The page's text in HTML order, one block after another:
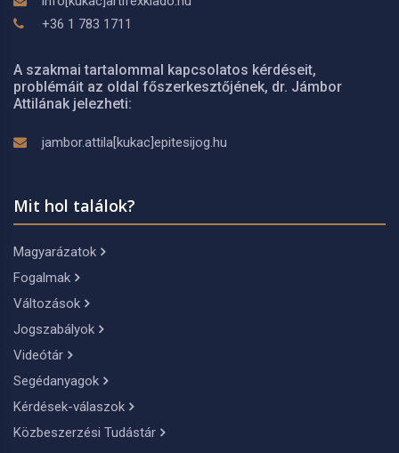
+36 1 783 1711
A szakmai tartalommal kapcsolatos kérdéseit,
problémáit az oldal főszerkesztőjének, dr. Jámbor
Attilának jelezheti:
jambor.attila[kukac]epitesijog.hu
Mit hol találok?
Magyarázatok
Fogalmak
Változások
Jogszabályok
Videótár
Segédanyagok
Kérdések-válaszok
Közbeszerzési Tudástár